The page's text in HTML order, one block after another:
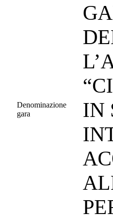
Denominazione
gara
IN